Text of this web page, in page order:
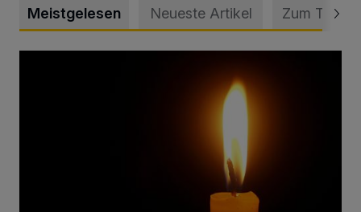
Meistgelesen Neueste Artikel Zum Thema